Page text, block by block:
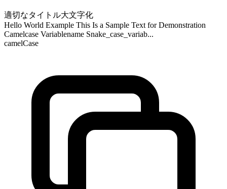
適切なタイトル大文字化
Hello World Example This Is a Sample Text for Demonstration
Camelcase Variablename Snake_case_variab...
camelCase